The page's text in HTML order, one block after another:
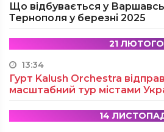
Що відбувається у
Тернополя у березні 2025
21 ЛЮТОГО
13:34
Гурт Kalush Orchestra
масштабний тур містами
14